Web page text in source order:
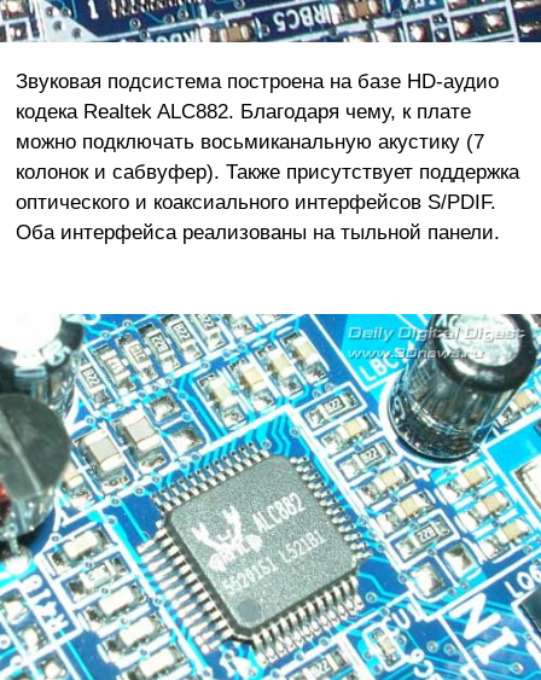
Звуковая подсистема построена на базе HD-аудио
кодека Realtek ALC882. Благодаря чему, к плате
можно подключать восьмиканальную акустику (7
колонок и сабвуфер). Также присутствует поддержка
оптического и коаксиального интерфейсов S/PDIF.
Оба интерфейса реализованы на тыльной панели.